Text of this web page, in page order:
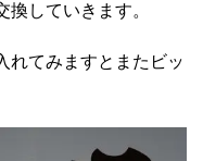
していきます。
れてみますとまたビッ